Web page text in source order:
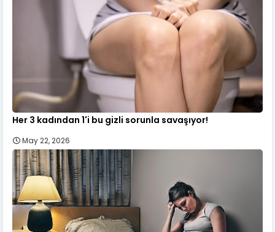
Her 3 kadından 1'i bu gizli sorunla savaşıyor!
May 22, 2026